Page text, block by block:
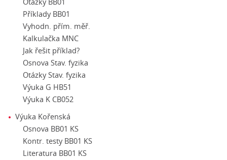
Příklady BB01
Vyhodn. přím. měř.
Kalkulačka MNC
Jak řešit příklad?
Osnova Stav. fyzika
Otázky Stav. fyzika
Výuka G HB51
Výuka K CB052
Výuka Kořenská
Osnova BB01 KS
Kontr. testy BB01 KS
Literatura BB01 KS